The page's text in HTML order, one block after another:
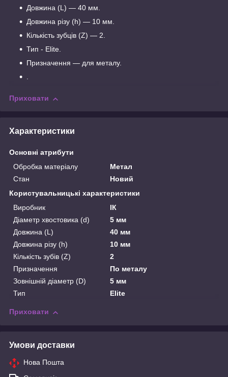
Довжина (L) — 40 мм.
Довжина різу (h) — 10 мм.
Кількість зубців (Z) — 2.
Тип - Elite.
Призначення — для металу.
.
Приховати
Характеристики
Основні атрибути
Обробка матеріалу
Метал
Стан
Новий
Користувальницькі характеристики
Виробник
ІК
Діаметр хвостовика (d)
5 мм
Довжина (L)
40 мм
Довжина різу (h)
10 мм
Кількість зубів (Z)
2
Призначення
По металу
Зовнішній діаметр (D)
5 мм
Тип
Elite
Приховати
Умови доставки
Нова Пошта